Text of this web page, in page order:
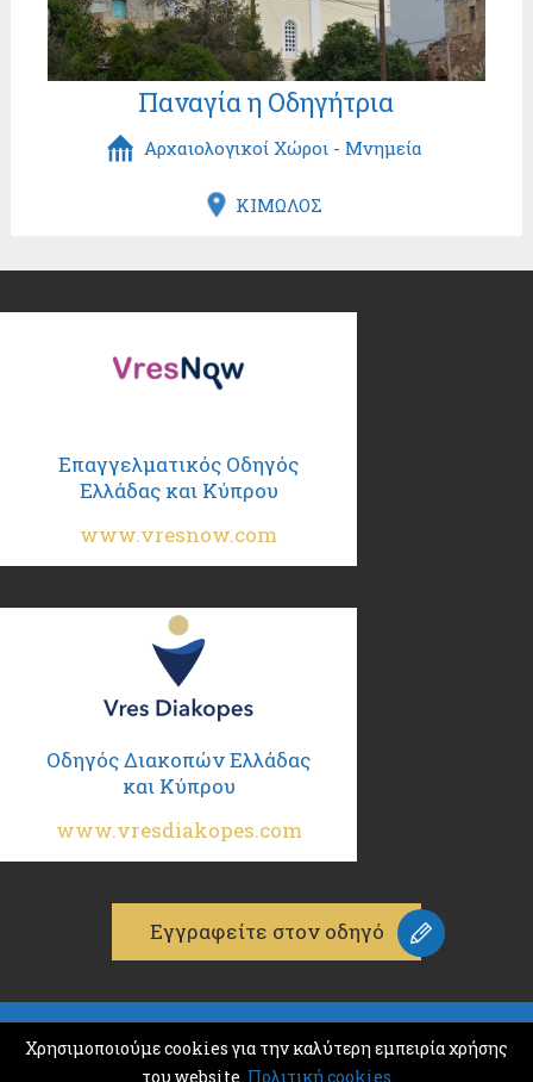
Παναγία η Οδηγήτρια
Αρχαιολογικοί Χώροι - Μνημεία
ΚΙΜΩΛΟΣ
Επαγγελματικός Οδηγός
Ελλάδας και Κύπρου
www.vresnow.com
Οδηγός Διακοπών Ελλάδας
και Κύπρου
www.vresdiakopes.com
Εγγραφείτε στον οδηγό
© 2026
K & M ADVERTISING
Χρησιμοποιούμε cookies για την καλύτερη εμπειρία χρήσης
του website. Πολιτική cookies